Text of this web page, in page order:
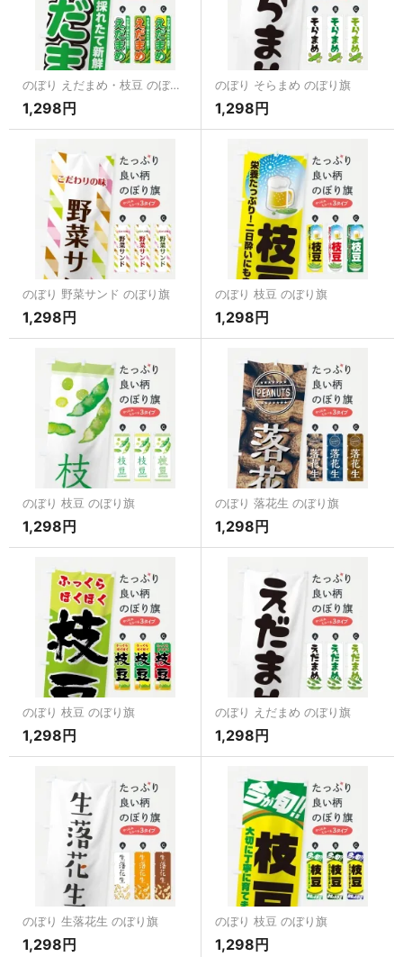
のぼり えだまめ・枝豆 のぼり旗
1,298円
のぼり そらまめ のぼり旗
1,298円
のぼり 野菜サンド のぼり旗
1,298円
のぼり 枝豆 のぼり旗
1,298円
のぼり 枝豆 のぼり旗
1,298円
のぼり 落花生 のぼり旗
1,298円
のぼり 枝豆 のぼり旗
1,298円
のぼり えだまめ のぼり旗
1,298円
のぼり 生落花生 のぼり旗
1,298円
のぼり 枝豆 のぼり旗
1,298円